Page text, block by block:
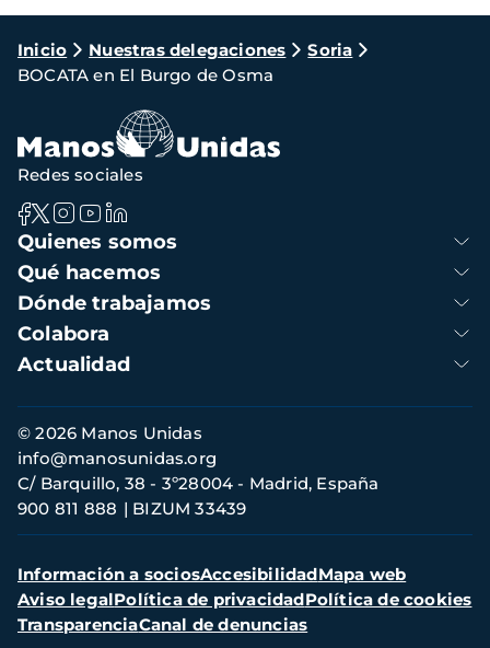
Ruta
de
navegación
Inicio Nuestras delegaciones
Soria
BOCATA en El Burgo de Osma
Navegación
principal
Quienes somos
Qué hacemos
Dónde trabajamos
Colabora
Actualidad
Redes sociales
Información
de
contacto
© 2026 Manos Unidas
C/ Barquillo, 38 - 3º28004 - Madrid, España
900 811 888
BIZUM 33439
info@manosunidas.org
Menú
secundario
Información a sociosAccesibilidadMapa web
Aviso legalPolítica de privacidadPolítica de cookies
TransparenciaCanal de denuncias